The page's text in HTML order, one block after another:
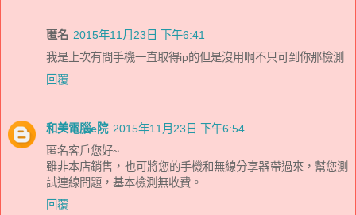
匿名 2015年11月23日 下午6:41
我是上次有問手機一直取得ip的但是沒用啊不只可到你那檢測
回覆
和美電腦e院 2015年11月23日 下午6:54
匿名客戶您好~
雖非本店銷售，也可將您的手機和無線分享器帶過來，幫您測
試連線問題，基本檢測無收費。
回覆